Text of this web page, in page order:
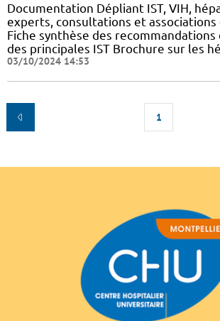
Documentation Dépliant IST, VIH,
experts, consultations et associations
Fiche synthèse des recommandations
des principales IST Brochure sur les
03/10/2024 14:53
1